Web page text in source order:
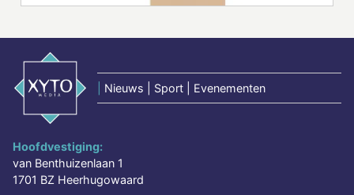
Nieuws | Sport | Evenementen
Hoofdvestiging:
van Benthuizenlaan 1
1701 BZ Heerhugowaard